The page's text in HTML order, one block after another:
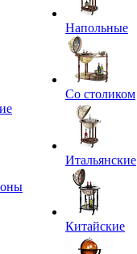
Напольные
Со столиком
Итальянские
Китайские